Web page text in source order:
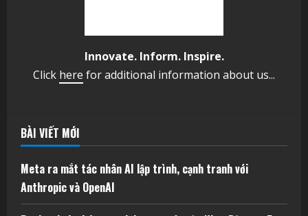
Innovate. Inform. Inspire.
Click here for additional information about us...
BÀI VIẾT MỚI
Meta ra mắt tác nhân AI lập trình, cạnh tranh với
Anthropic và OpenAI